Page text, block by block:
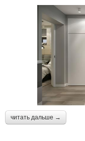
читать дальше →